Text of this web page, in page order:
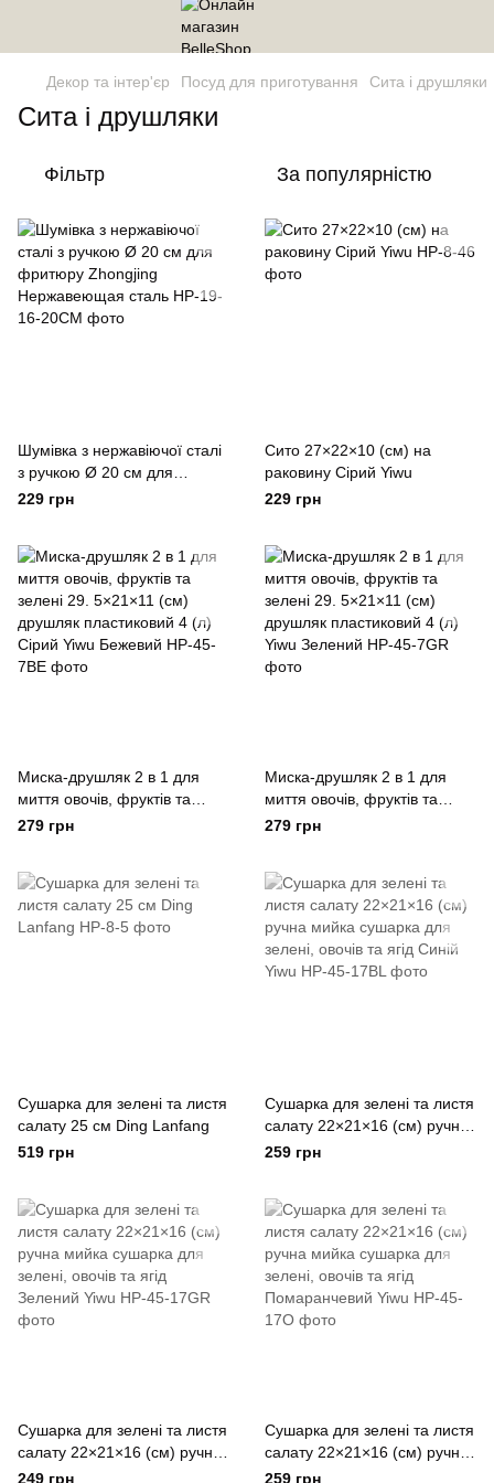
Декор та інтер'єр Посуд для приготування Сита і друшляки
Сита і друшляки
Фільтр За популярністю
Шумівка з нержавіючої сталі
з ручкою Ø 20 см для
фритюру Zhongjing
229 грн
Сито 27×22×10 (см) на
раковину Сірий Yiwu
229 грн
Миска-друшляк 2 в 1 для
миття овочів, фруктів та
зелені 29. 5×21×11 (см)
279 грн
Миска-друшляк 2 в 1 для
миття овочів, фруктів та
зелені 29. 5×21×11 (см)
279 грн
Сушарка для зелені та листя
салату 25 см Ding Lanfang
519 грн
Сушарка для зелені та листя
салату 22×21×16 (см) ручна
мийка сушарка для зелені,
259 грн
Сушарка для зелені та листя
салату 22×21×16 (см) ручна
мийка сушарка для зелені,
249 грн
Сушарка для зелені та листя
салату 22×21×16 (см) ручна
мийка сушарка для зелені,
259 грн